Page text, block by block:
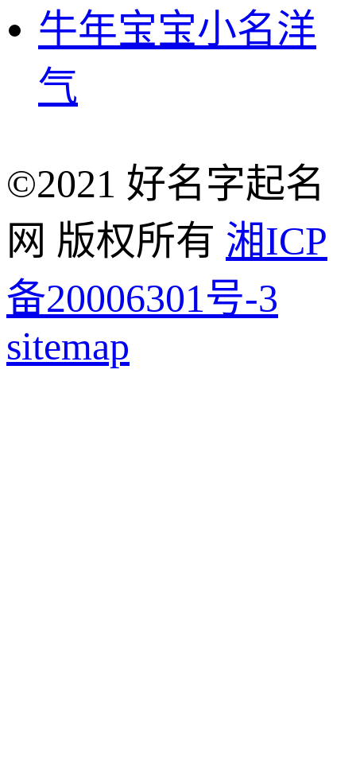
牛年宝宝小名洋
气
©2021 好名字起名
网 版权所有 湘ICP
备20006301号-3
sitemap